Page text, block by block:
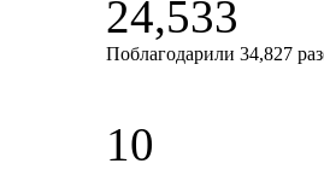
24,533
Поблагодарили 34,827
10